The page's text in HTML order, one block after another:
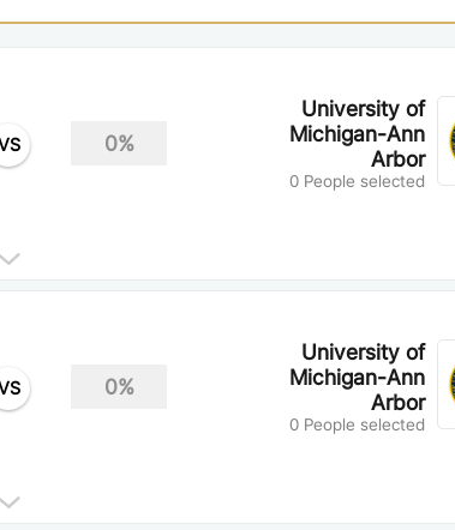
0%
University of
Michigan-Ann
Arbor
0 People selected
0%
University of
Michigan-Ann
Arbor
0 People selected